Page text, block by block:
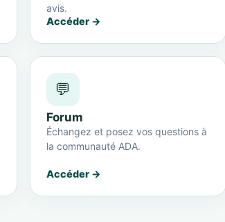
avis.
Accéder →
💬
Forum
Échangez et posez vos questions à
la communauté ADA.
Accéder →